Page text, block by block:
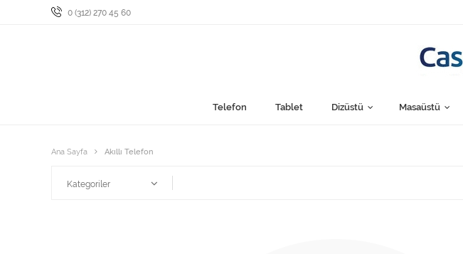
0 (312) 270 45 60
Telefon Tablet Dizüstü Masaüstü
Ana Sayfa Akıllı Telefon
Kategoriler